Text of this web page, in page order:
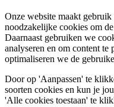
Onze website maakt
noodzakelijke cookies om
Daarnaast gebruiken we
analyseren en om content te
optimaliseren we de
Door op 'Aanpassen' te
soorten cookies en kun je
'Alle cookies toestaan' te